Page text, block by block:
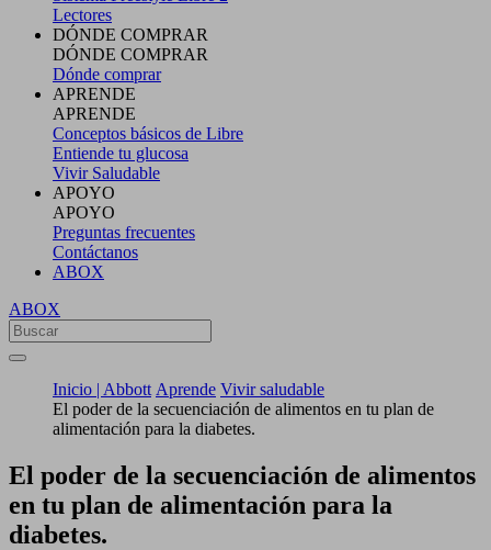
Lectores
DÓNDE COMPRAR
DÓNDE COMPRAR
Dónde comprar
APRENDE
APRENDE
Conceptos básicos de Libre
Entiende tu glucosa
Vivir Saludable
APOYO
APOYO
Preguntas frecuentes
Contáctanos
ABOX
ABOX
Inicio | Abbott Aprende Vivir saludable
El poder de la secuenciación de alimentos en tu plan de
alimentación para la diabetes.
El poder de la secuenciación de alimentos
en tu plan de alimentación para la
diabetes.